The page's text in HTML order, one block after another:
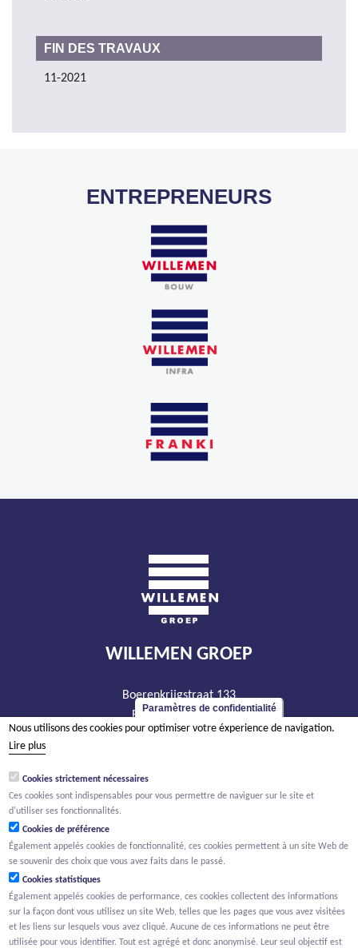
FIN DES TRAVAUX
11-2021
ENTREPRENEURS
WILLEMEN GROEP
Boerenkrijgstraat 133
BE - 2800 Malines
tél +32 15 569 965
RPM Anvers, département Malines
Paramètres de confidentialité
Nous utilisons des cookies pour optimiser votre éxperience de navigation.
Lire plus
Cookies strictement nécessaires
Ces cookies sont indispensables pour vous permettre de naviguer sur le site et
d'utiliser ses fonctionnalités.
Cookies de préférence
Également appelés cookies de fonctionnalité, ces cookies permettent à un site Web de
se souvenir des choix que vous avez faits dans le passé.
Cookies statistiques
Également appelés cookies de performance, ces cookies collectent des informations
sur la façon dont vous utilisez un site Web, telles que les pages que vous avez visitées
et les liens sur lesquels vous avez cliqué. Aucune de ces informations ne peut être
utilisée pour vous identifier. Tout est agrégé et donc anonymisé. Leur seul objectif est